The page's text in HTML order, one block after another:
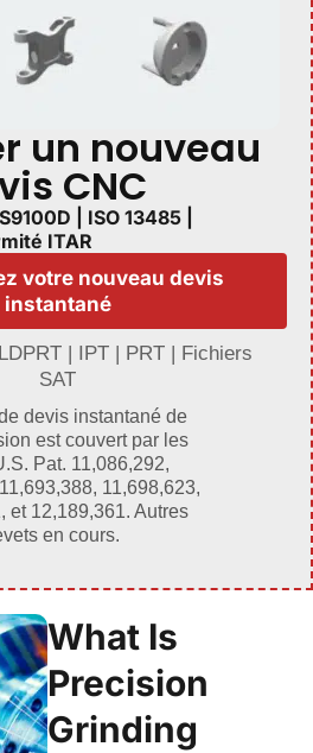
un nouveau
CNC
| ISO 13485 |
ITAR
votre nouveau devis
instantané
| IPT | PRT | Fichiers
SAT
devis instantané de
est couvert par les
Pat. 11,086,292,
11,698,623,
et 12,189,361. Autres
en cours.
What Is
Precision
Grinding